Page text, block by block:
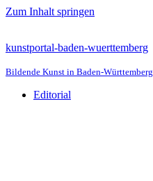
Zum Inhalt springen
kunstportal-baden-wuerttemberg
Bildende Kunst in Baden-Württemberg
Editorial